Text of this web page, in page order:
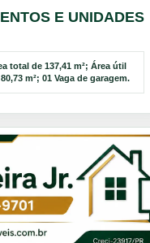
E UNIDADES
total de 137,41 m²; Área útil
m²; 01 Vaga de garagem.